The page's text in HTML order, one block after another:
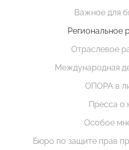
Важное для
Региональное
Отраслевое
Международная
ОПОРА в
Пресса о
Особое
Бюро по защите прав